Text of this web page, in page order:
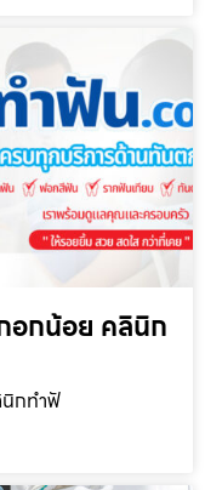
กน้อย คลินิก
กทำฟั